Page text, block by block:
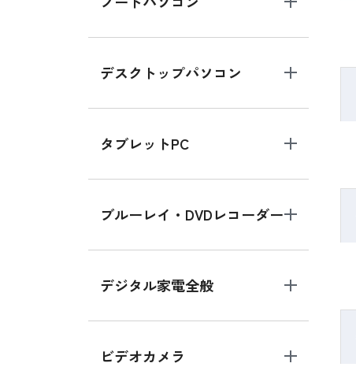
デスクトップパソコン
タブレットPC
ブルーレイ・DVDレコーダー
デジタル家電全般
ビデオカメラ